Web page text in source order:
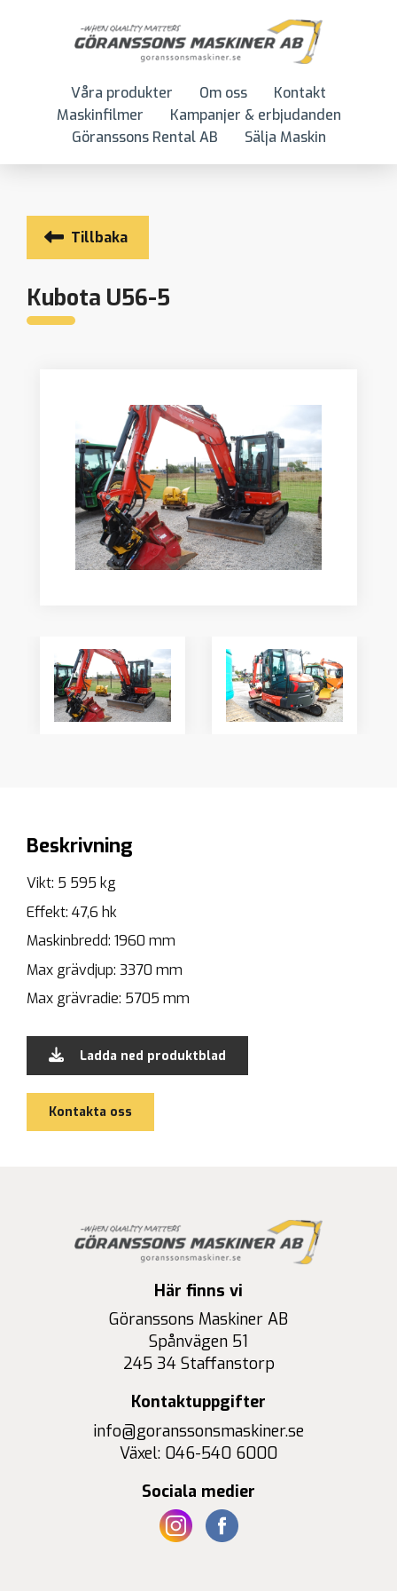
Våra produkter Om oss
Kontakt
Maskinfilmer
Kampanjer & erbjudanden
Göranssons Rental AB
Sälja Maskin
Tillbaka
Kubota U56-5
Beskrivning
Vikt: 5 595 kg
Effekt: 47,6 hk
Maskinbredd: 1960 mm
Max grävdjup: 3370 mm
Max grävradie: 5705 mm
Ladda ned produktblad
Kontakta oss
Här finns vi
Göranssons Maskiner AB
Spånvägen 51
245 34 Staffanstorp
Kontaktuppgifter
info@goranssonsmaskiner.se
Växel: 046-540 6000
Sociala medier